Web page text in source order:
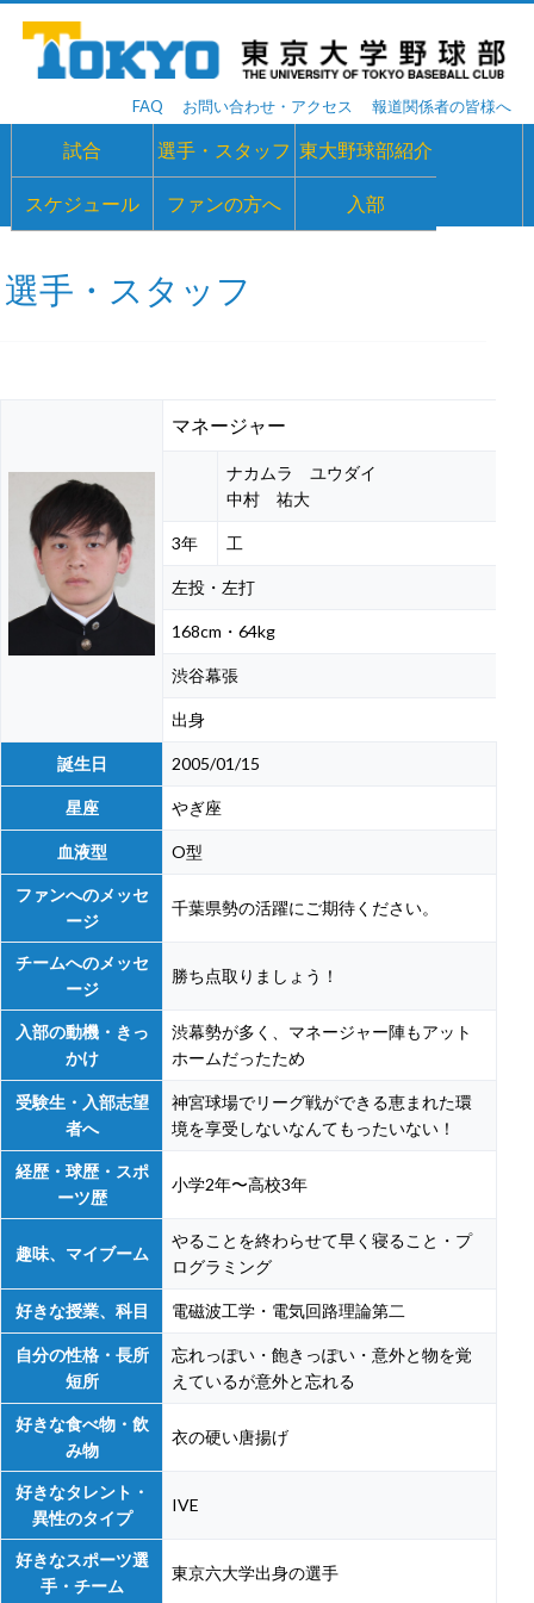
FAQ お問い合わせ・アクセス 報道関係者の皆様へ
試合 選手・スタッフ 東大野球部紹介
スケジュール ファンの方へ 入部
選手・スタッフ
マネージャー
ナカムラ ユウダイ
中村 祐大
3年 工
左投・左打
168cm・64kg
渋谷幕張
出身
誕生日 2005/01/15
星座 やぎ座
血液型 O型
ファンへのメッセ
ージ
千葉県勢の活躍にご期待ください。
チームへのメッセ
ージ
勝ち点取りましょう！
入部の動機・きっ
かけ
渋幕勢が多く、マネージャー陣もアット
ホームだったため
受験生・入部志望
者へ
神宮球場でリーグ戦ができる恵まれた環
境を享受しないなんてもったいない！
経歴・球歴・スポ
ーツ歴
小学2年〜高校3年
趣味、マイブーム
やることを終わらせて早く寝ること・プ
ログラミング
好きな授業、科目 電磁波工学・電気回路理論第二
自分の性格・長所
短所
忘れっぽい・飽きっぽい・意外と物を覚
えているが意外と忘れる
好きな食べ物・飲
み物
衣の硬い唐揚げ
好きなタレント・
異性のタイプ
IVE
好きなスポーツ選
手・チーム
東京六大学出身の選手